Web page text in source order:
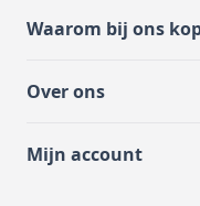
Waarom bij ons
Over ons
Mijn account